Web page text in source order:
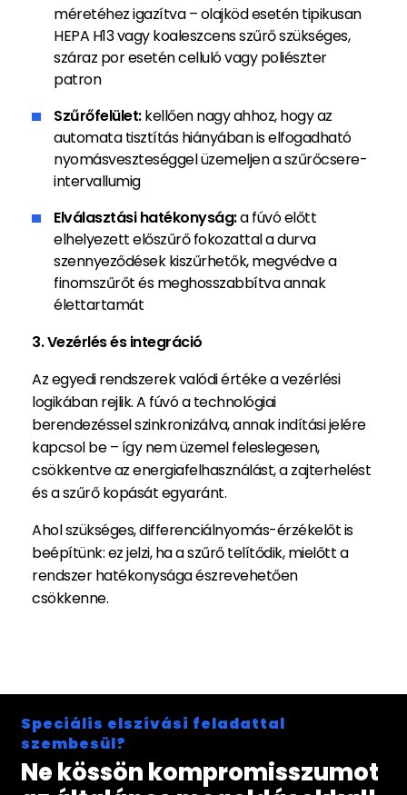
méretéhez igazítva – olajköd esetén tipikusan
HEPA H13 vagy koaleszcens szűrő szükséges,
száraz por esetén celluló vagy poliészter
patron
Szűrőfelület:kellően nagy ahhoz, hogy az
automata tisztítás hiányában is elfogadható
nyomásveszteséggel üzemeljen a szűrőcsere-
intervallumig
Elválasztási hatékonyság:a fúvó előtt
elhelyezett előszűrő fokozattal a durva
szennyeződések kiszűrhetők, megvédve a
finomszűrőt és meghosszabbítva annak
élettartamát
3. Vezérlés és integráció
Az egyedi rendszerek valódi értéke a vezérlési
logikában rejlik. A fúvó a technológiai
berendezéssel szinkronizálva, annak indítási jelére
kapcsol be – így nem üzemel feleslegesen,
csökkentve az energiafelhasználást, a zajterhelést
és a szűrő kopását egyaránt.
Ahol szükséges, differenciálnyomás-érzékelőt is
beépítünk: ez jelzi, ha a szűrő telítődik, mielőtt a
rendszer hatékonysága észrevehetően
csökkenne.
Speciális elszívási feladattal
szembesül?
Ne kössön kompromisszumot